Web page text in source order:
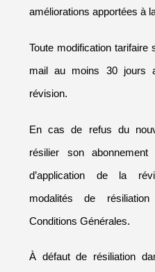
améliorations apportées à
Toute modification tarifaire
mail au moins 30 jours
révision.
En cas de refus du
résilier son
d’application de la
modalités de
Conditions Générales.
À défaut de résiliation